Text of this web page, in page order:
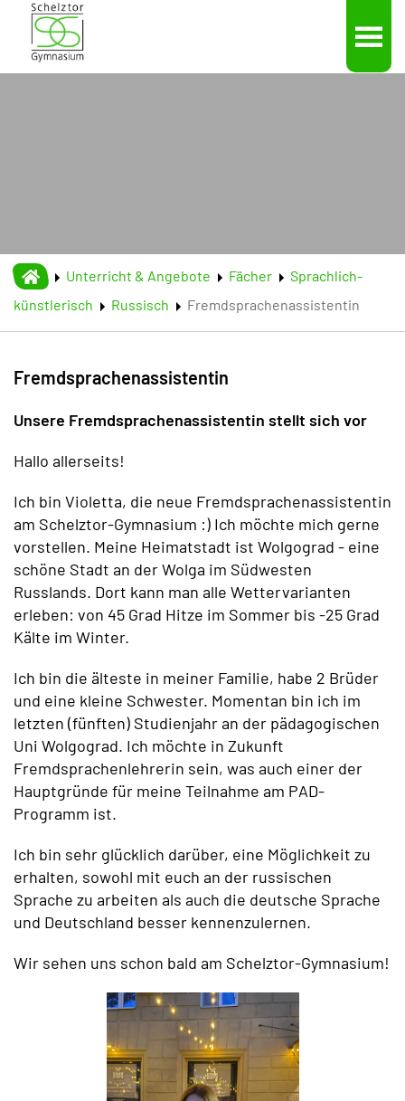
Skip to main content
Unterricht & Angebote Fächer
Sprachlich-
künstlerisch
Russisch Fremdsprachenassistentin
Fremdsprachenassistentin
Unsere Fremdsprachenassistentin stellt sich vor
Hallo allerseits!
Ich bin Violetta, die neue Fremdsprachenassistentin
am Schelztor-Gymnasium :) Ich möchte mich gerne
vorstellen. Meine Heimatstadt ist Wolgograd - eine
schöne Stadt an der Wolga im Südwesten
Russlands. Dort kann man alle Wettervarianten
erleben: von 45 Grad Hitze im Sommer bis -25 Grad
Kälte im Winter.
Ich bin die älteste in meiner Familie, habe 2 Brüder
und eine kleine Schwester. Momentan bin ich im
letzten (fünften) Studienjahr an der pädagogischen
Uni Wolgograd. Ich möchte in Zukunft
Fremdsprachenlehrerin sein, was auch einer der
Hauptgründe für meine Teilnahme am PAD-
Programm ist.
Ich bin sehr glücklich darüber, eine Möglichkeit zu
erhalten, sowohl mit euch an der russischen
Sprache zu arbeiten als auch die deutsche Sprache
und Deutschland besser kennenzulernen.
Wir sehen uns schon bald am Schelztor-Gymnasium!